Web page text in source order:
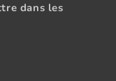
dans les